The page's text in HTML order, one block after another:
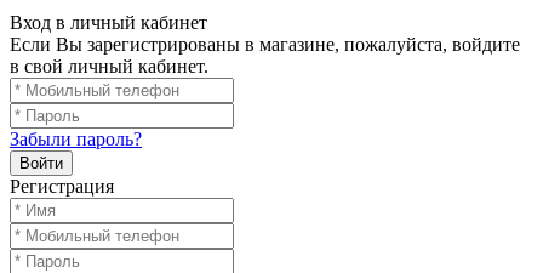
Вход в личный кабинет
Если Вы зарегистрированы в магазине, пожалуйста, войдите
в свой личный кабинет.
Забыли пароль?
Войти
Регистрация